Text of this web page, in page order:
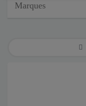
Marques